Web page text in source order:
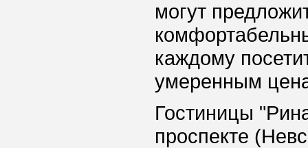
могут
каждому
умеренным
Гостиницы
проспекте